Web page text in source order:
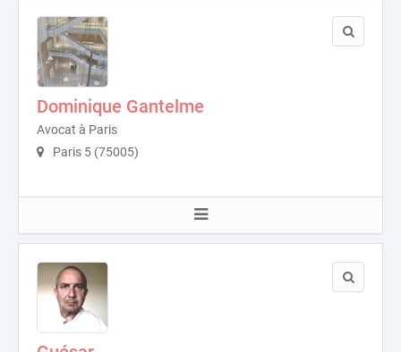
Dominique Gantelme
Avocat à Paris
Paris 5 (75005)